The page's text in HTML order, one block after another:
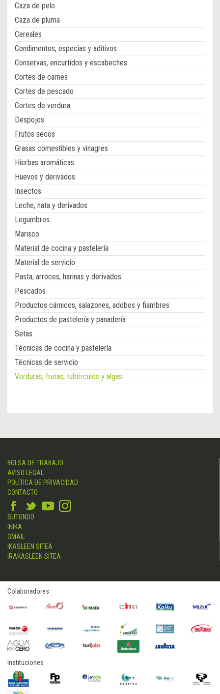
Caza de pelo
Caza de pluma
Cereales
Condimentos, especias y aditivos
Conservas, encurtidos y escabeches
Cortes de carnes
Cortes de pescado
Cortes de verdura
Despojos
Frutos secos
Grasas comestibles y vinagres
Hierbas aromáticas
Huevos y derivados
Insectos
Leche, nata y derivados
Legumbres
Marisco
Material de cocina y pastelería
Material de servicio
Pasta, arroces, harinas y derivados
Pescados
Productos cárnicos, salazones, adobos y fiambres
Productos de pastelería y panadería
Setas
Técnicas de cocina y pastelería
Técnicas de servicio
Verduras, frutas, tubérculos y algas
BOLSA DE TRABAJO
AVISO LEGAL
POLÍTICA DE PRIVACIDAD
CONTACTO
SUTONDO
INIKA
GMAIL
IKASLEEN SITEA
IRAKASLEEN SITEA
Colaboradores
Instituciones